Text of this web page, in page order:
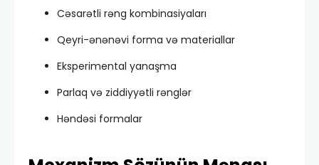
Cəsarətli rəng kombinasiyaları
Qeyri-ənənəvi forma və materiallar
Eksperimental yanaşma
Parlaq və ziddiyyətli rənglər
Həndəsi formalar